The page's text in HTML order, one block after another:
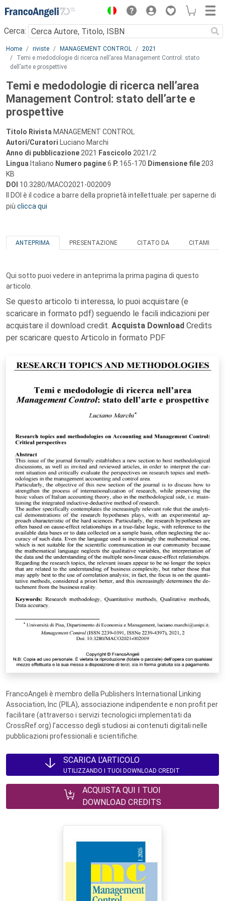
Menu
Cerca:
Main content
Home riviste MANAGEMENT CONTROL
2021
Temi e medodologie di ricerca nell’area Management Control: stato
dell’arte e prospettive
Temi e medodologie di ricerca nell’area
Management Control: stato dell’arte e
prospettive
Titolo Rivista MANAGEMENT CONTROL
Autori/Curatori Luciano Marchi
Anno di pubblicazione 2021 Fascicolo 2021/2
Lingua Italiano Numero pagine6 P. 165-170 Dimensione file 203
KB
DOI 10.3280/MACO2021-002009
Il DOI è il codice a barre della proprietà intellettuale: per saperne di
più clicca qui
ANTEPRIMA PRESENTAZIONE CITATO DA CITAMI
Qui sotto puoi vedere in anteprima la prima pagina di questo
articolo.
Se questo articolo ti interessa, lo puoi acquistare (e
scaricare in formato pdf) seguendo le facili indicazioni per
acquistare il download credit. Acquista Download Credits
per scaricare questo Articolo in formato PDF
FrancoAngeli è membro della Publishers International Linking
Association, Inc (PILA), associazione indipendente e non profit per
facilitare (attraverso i servizi tecnologici implementati da
CrossRef.org) l’accesso degli studiosi ai contenuti digitali nelle
pubblicazioni professionali e scientifiche.
SCARICA L'ARTICOLO
UTILIZZANDO I TUOI DOWNLOAD CREDIT
ACQUISTA QUI I TUOI
DOWNLOAD CREDITS